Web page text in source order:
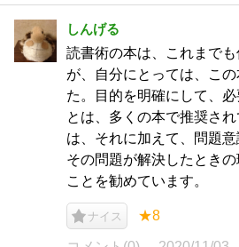
しんげる
読書術の本は、これまで
が、自分にとっては、こ
た。目的を明確にして、
とは、多くの本で推奨さ
は、それに加えて、問題意
その問題が解決したとき
ことを勧めています。
ナイス ★8